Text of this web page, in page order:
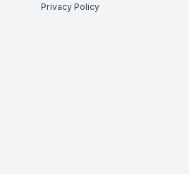
Privacy Policy